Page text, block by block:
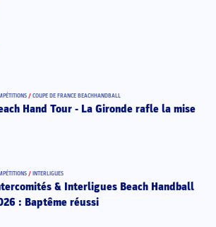
/ COUPE DE FRANCE BEACHHANDBALL
Hand Tour - La Gironde rafle la mise
/ INTERLIGUES
& Interligues Beach Handball
: Baptême réussi